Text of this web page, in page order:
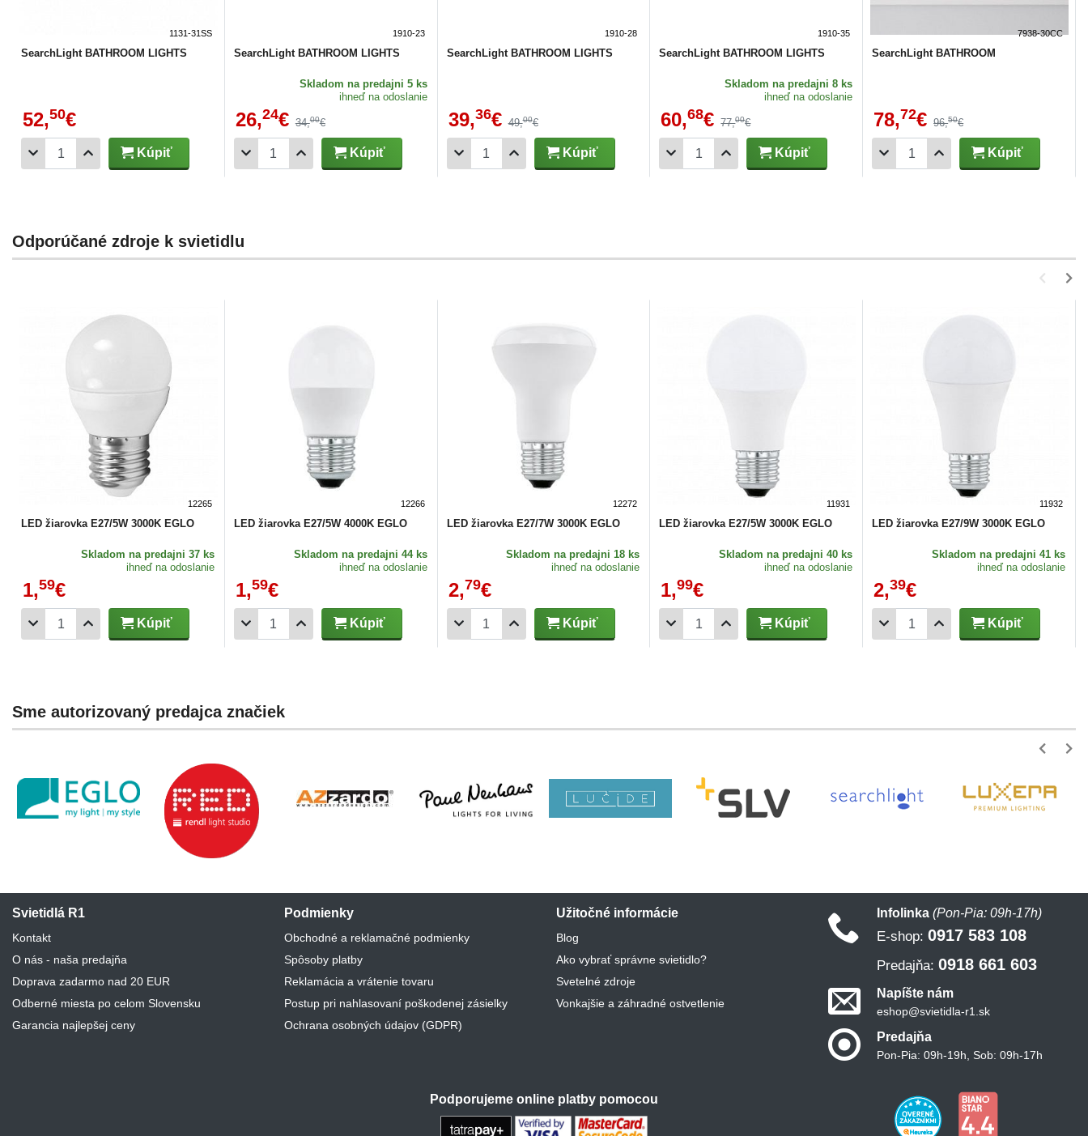
1131-31SS
SearchLight BATHROOM LIGHTS
52,50€
Kúpiť
1910-23
SearchLight BATHROOM LIGHTS
Skladom na predajni 5 ks
ihneď na odoslanie
26,24€ 34,00€
Kúpiť
1910-28
SearchLight BATHROOM LIGHTS
39,36€ 49,00€
Kúpiť
1910-35
SearchLight BATHROOM LIGHTS
Skladom na predajni 8 ks
ihneď na odoslanie
60,68€ 77,00€
Kúpiť
7938-30CC
SearchLight BATHROOM
78,72€ 96,50€
Kúpiť
Odporúčané zdroje k svietidlu
12265
LED žiarovka E27/5W 3000K EGLO
Skladom na predajni 37 ks
ihneď na odoslanie
1,59€
Kúpiť
12266
LED žiarovka E27/5W 4000K EGLO
Skladom na predajni 44 ks
ihneď na odoslanie
1,59€
Kúpiť
12272
LED žiarovka E27/7W 3000K EGLO
Skladom na predajni 18 ks
ihneď na odoslanie
2,79€
Kúpiť
11931
LED žiarovka E27/5W 3000K EGLO
Skladom na predajni 40 ks
ihneď na odoslanie
1,99€
Kúpiť
11932
LED žiarovka E27/9W 3000K EGLO
Skladom na predajni 41 ks
ihneď na odoslanie
2,39€
Kúpiť
Sme autorizovaný predajca značiek
Svietidlá R1
Kontakt
O nás - naša predajňa
Doprava zadarmo nad 20 EUR
Odberné miesta po celom Slovensku
Garancia najlepšej ceny
Podmienky
Obchodné a reklamačné podmienky
Spôsoby platby
Reklamácia a vrátenie tovaru
Postup pri nahlasovaní poškodenej zásielky
Ochrana osobných údajov (GDPR)
Užitočné informácie
Blog
Ako vybrať správne svietidlo?
Svetelné zdroje
Vonkajšie a záhradné ostvetlenie
Infolinka (Pon-Pia: 09h-17h)
E-shop: 0917 583 108
Predajňa: 0918 661 603
Napíšte nám
eshop@svietidla-r1.sk
Predajňa
Pon-Pia: 09h-19h, Sob: 09h-17h
Podporujeme online platby pomocou